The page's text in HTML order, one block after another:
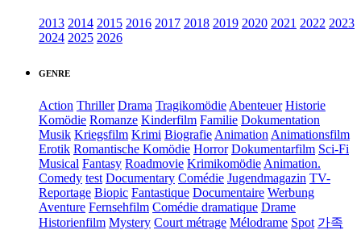
2013 2014 2015 2016 2017 2018 2019 2020 2021 2022 2023
2024 2025 2026
GENRE
Action Thriller Drama Tragikomödie Abenteuer Historie
Komödie Romanze Kinderfilm Familie Dokumentation
Musik Kriegsfilm Krimi Biografie Animation Animationsfilm
Erotik Romantische Komödie Horror Dokumentarfilm Sci-Fi
Musical Fantasy Roadmovie Krimikomödie Animation.
Comedy test Documentary Comédie Jugendmagazin TV-
Reportage Biopic Fantastique Documentaire Werbung
Aventure Fernsehfilm Comédie dramatique Drame
Historienfilm Mystery Court métrage Mélodrame Spot 가족